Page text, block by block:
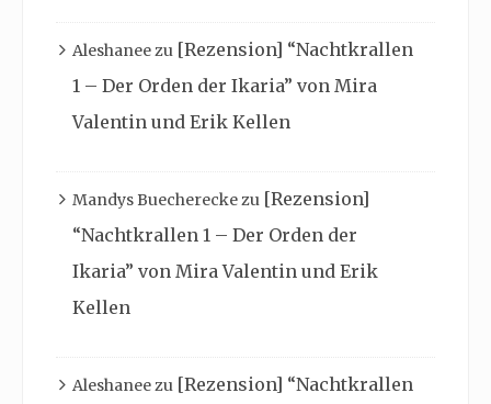
Aleshaneezu [Rezension] “Nachtkrallen
1 – Der Orden der Ikaria” von Mira
Valentin und Erik Kellen
Mandys Buechereckezu [Rezension]
“Nachtkrallen 1 – Der Orden der
Ikaria” von Mira Valentin und Erik
Kellen
Aleshaneezu [Rezension] “Nachtkrallen